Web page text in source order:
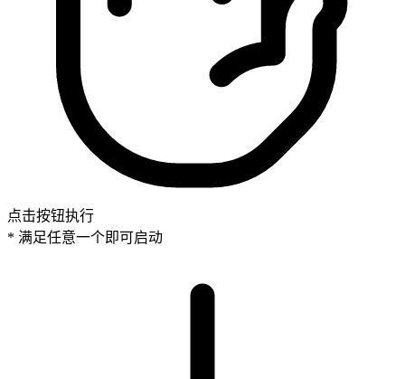
点击按钮执行
* 满足任意一个即可启动